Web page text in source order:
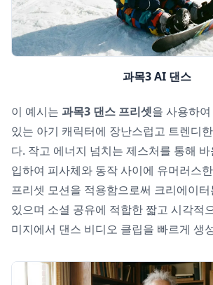
과목3 AI 댄스
이 예시는 과목3 댄스 프리셋을 사용하
있는 아기 캐릭터에 장난스럽고 트렌디
다. 작고 에너지 넘치는 제스처를 통해
입하여 피사체와 동작 사이에 유머러스
프리셋 모션을 적용함으로써 크리에이
있으며 소셜 공유에 적합한 짧고 시각적
미지에서 댄스 비디오 클립을 빠르게 생